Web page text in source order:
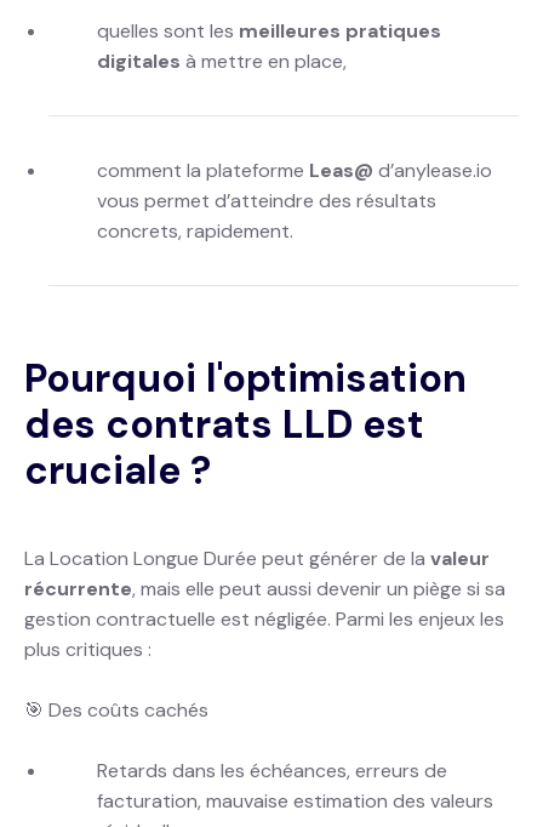
quelles sont les meilleures pratiques
digitales à mettre en place,
comment la plateforme Leas@ d’anylease.io
vous permet d’atteindre des résultats
concrets, rapidement.
Pourquoi l'optimisation
des contrats LLD est
cruciale ?
La Location Longue Durée peut générer de la valeur
récurrente, mais elle peut aussi devenir un piège si sa
gestion contractuelle est négligée. Parmi les enjeux les
plus critiques :
🎯 Des coûts cachés
Retards dans les échéances, erreurs de
facturation, mauvaise estimation des valeurs